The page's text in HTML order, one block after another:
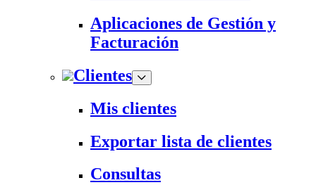
Aplicaciones de Gestión y
Facturación
Clientes
Mis clientes
Exportar lista de clientes
Consultas